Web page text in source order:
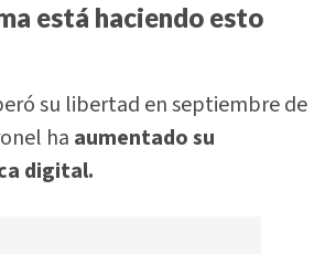
está haciendo esto
su libertad en septiembre de
ha aumentado su
digital.